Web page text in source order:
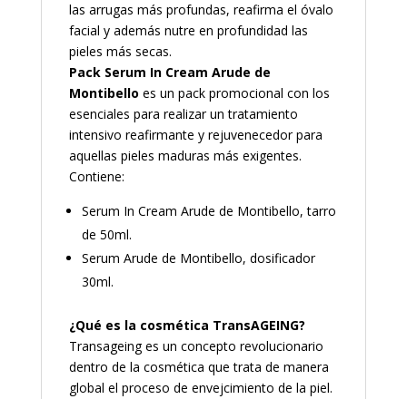
las arrugas más profundas, reafirma el óvalo
facial y además nutre en profundidad las
pieles más secas.
Pack Serum In Cream Arude de
Montibello es un pack promocional con los
esenciales para realizar un tratamiento
intensivo reafirmante y rejuvenecedor para
aquellas pieles maduras más exigentes.
Contiene:
Serum In Cream Arude de Montibello, tarro
de 50ml.
Serum Arude de Montibello, dosificador
30ml.
¿Qué es la cosmética TransAGEING?
Transageing es un concepto revolucionario
dentro de la cosmética que trata de manera
global el proceso de envejcimiento de la piel.